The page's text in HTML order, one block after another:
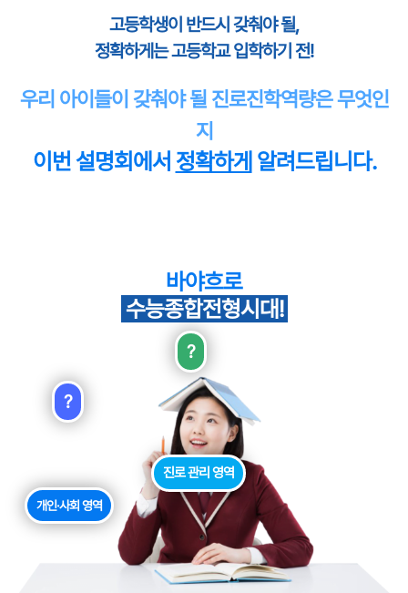
고등학생이 반드시 갖춰야 될,
정확하게는 고등학교 입학하기 전!
우리 아이들이 갖춰야 될 진로진학역량은 무엇인
지
이번 설명회에서 정확하게 알려드립니다.
바야흐로
수능종합전형시대!
개인·사회 영역
진로 관리 영역
?
?